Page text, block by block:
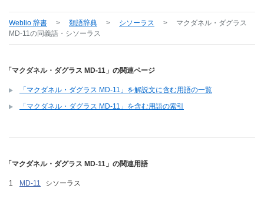
Weblio 辞書 > 類語辞典 > シソーラス >
マクダネル・ダグラス
MD-11の同義語・シソーラス
「マクダネル・ダグラス MD-11」の関連ページ
「マクダネル・ダグラス MD-11」を解説文に含む用語の一覧
「マクダネル・ダグラス MD-11」を含む用語の索引
「マクダネル・ダグラス MD-11」の関連用語
MD-11 シソーラス